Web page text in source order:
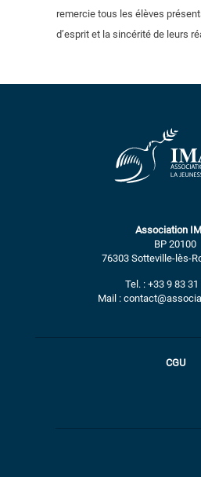
remercie tous les élèves
d’esprit et la sincérité de leurs
Association
BP 20100
76303 Sotteville-lès-
Tel. : +33 9 83
Mail :
CGU